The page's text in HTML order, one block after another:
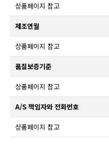
상품페이지 참고
제조연월
상품페이지 참고
품질보증기준
상품페이지 참고
A/S 책임자와 전화번호
상품페이지 참고